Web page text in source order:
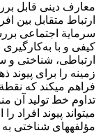
معارف دینی قابل
ارتباط متقابل بین
سرمایة اجتماعی
کیفی و با
ارتباطی، شناختی
زمینه را برای
فراهم می­کند که
تداوم خط تولید آن
می­تواند پیوند افراد
مؤلفه­های شناختی